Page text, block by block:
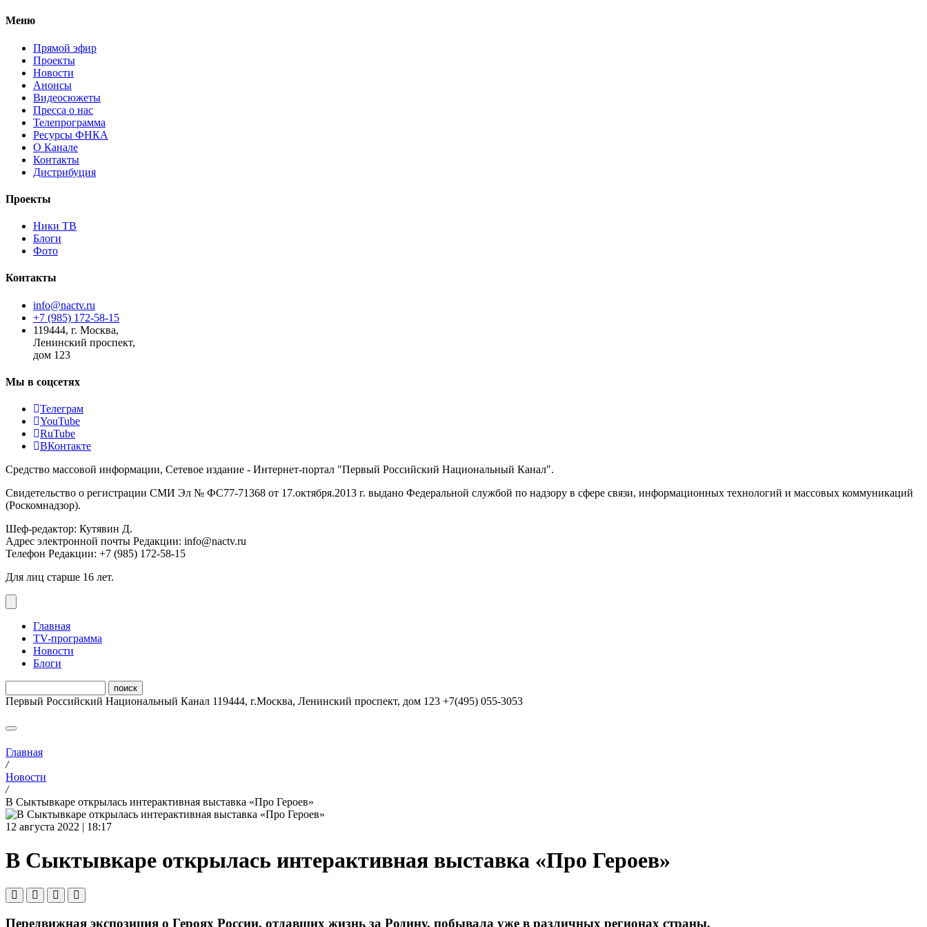
Меню
Прямой эфир
Проекты
Новости
Анонсы
Видеосюжеты
Пресса о нас
Телепрограмма
Ресурсы ФНКА
О Канале
Контакты
Дистрибуция
Проекты
Ники ТВ
Блоги
Фото
Контакты
info@nactv.ru
+7 (985) 172-58-15
119444, г. Москва,
Ленинский проспект,
дом 123
Мы в соцсетях
Телеграм
YouTube
RuTube
ВКонтакте
Средство массовой информации, Сетевое издание - Интернет-портал "Первый Российский Национальный Канал".
Свидетельство о регистрации СМИ Эл № ФС77-71368 от 17.октября.2013 г. выдано Федеральной службой по надзору в сфере связи, информационных технологий и массовых коммуникаций
(Роскомнадзор).
Шеф-редактор: Кутявин Д.
Адрес электронной почты Редакции: info@nactv.ru
Телефон Редакции: +7 (985) 172-58-15
Для лиц старше 16 лет.
Главная
ТV-программа
Новости
Блоги
Первый Российский Национальный Канал 119444, г.Москва, Ленинский проспект, дом 123 +7(495) 055-3053
Главная
/
Новости
/
В Сыктывкаре открылась интерактивная выставка «Про Героев»
12 августа 2022 | 18:17
В Сыктывкаре открылась интерактивная выставка «Про Героев»
Передвижная экспозиция о Героях России, отдавших жизнь за Родину, побывала уже в различных регионах страны.